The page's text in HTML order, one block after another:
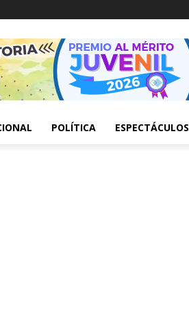
POLÍTICA ESPECTÁCULOS